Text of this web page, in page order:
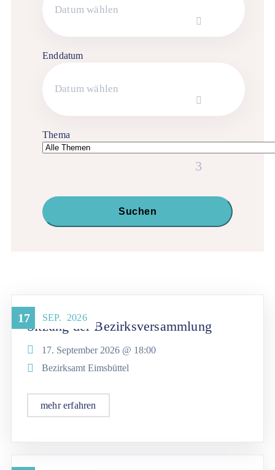
Enddatum
Thema
17 SEP. 2026
Sitzung der Bezirksversammlung
17. September 2026 @ 18:00
Bezirksamt Eimsbüttel
mehr erfahren